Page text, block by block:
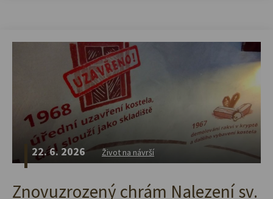
22. 6. 2026 Život na návrší
Znovuzrozený chrám Nalezení sv.